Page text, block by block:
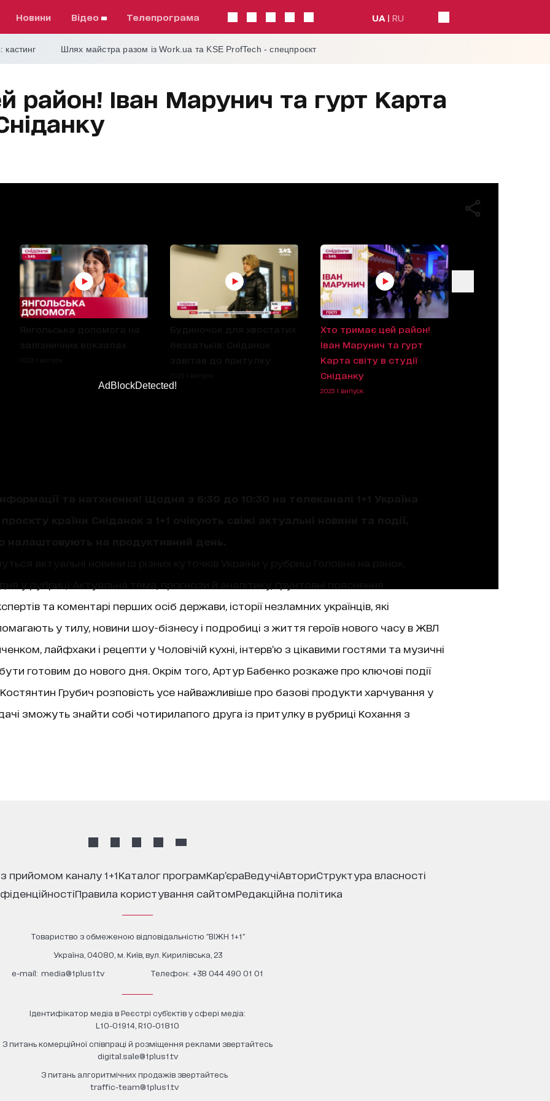
Новини відео телепрограма UA RU
кастинг Шлях майстра разом із Work.ua та KSE ProfTech - спецпроєкт
район! Іван Марунич та гурт Карта
AdBlockDetected!
Хто тримає цей район!
Іван Марунич та гурт
Карта світу в студії
Сніданку
2023 1 випуск
та коментарі перших осіб держави, історії незламних українців, які
у тилу, новини шоу-бізнесу і подробиці з життя героїв нового часу в ЖВЛ
лайфхаки і рецепти у Чоловічій кухні, інтерв’ю з цікавими гостями та музичні
готовим до нового дня. Окрім того, Артур Бабенко розкаже про ключові події
Костянтин Грубич розповість усе найважливіше про базові продукти харчування у
зможуть знайти собі чотирилапого друга із притулку в рубриці Кохання з
прийомом каналу 1+1 каталог програм кар’єра ведучі автори
структура власності
правила користування сайтом редакційна політика
Товариство з обмеженою відповідальністю "ВІЖН 1+1"
Україна, 04080, м. Київ, вул. Кирилівська, 23
е-mail: media@1plus1.tv Телефон: +38 044 490 01 01
Ідентифікатор медіа в Реєстрі суб’єктів у сфері медіа:
L10-01914, R10-01810
З питань комерційної співпраці й розміщення реклами звертайтесь
digital.sale@1plus1.tv
З питань алгоритмічних продажів звертайтесь
traffic-team@1plus1.tv